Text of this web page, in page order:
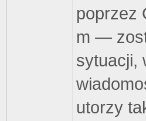
poprzez
m —
sytuacji,
utorzy